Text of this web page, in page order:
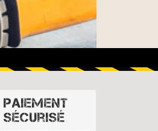
Paiement
sécurisé